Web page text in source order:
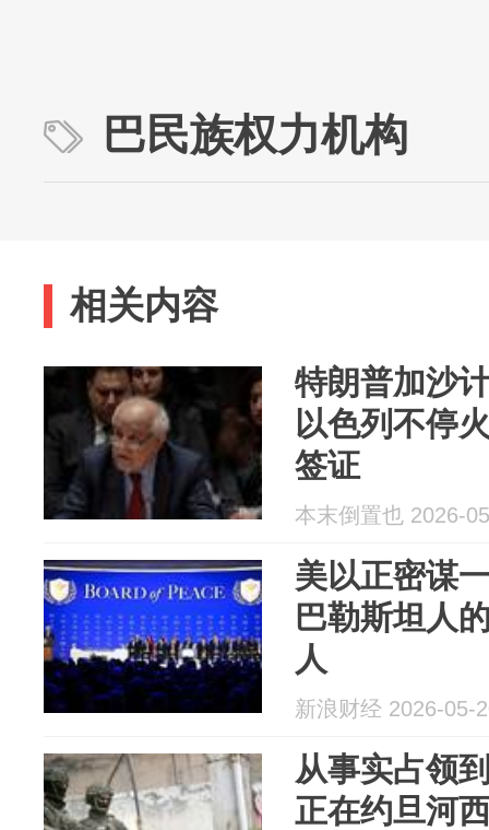
巴民族权力机构
相关内容
特朗普加沙
以色列不停
签证
本末倒置也 2026-
美以正密谋
巴勒斯坦人
人
新浪财经 2026-05-
从事实占领
正在约旦河